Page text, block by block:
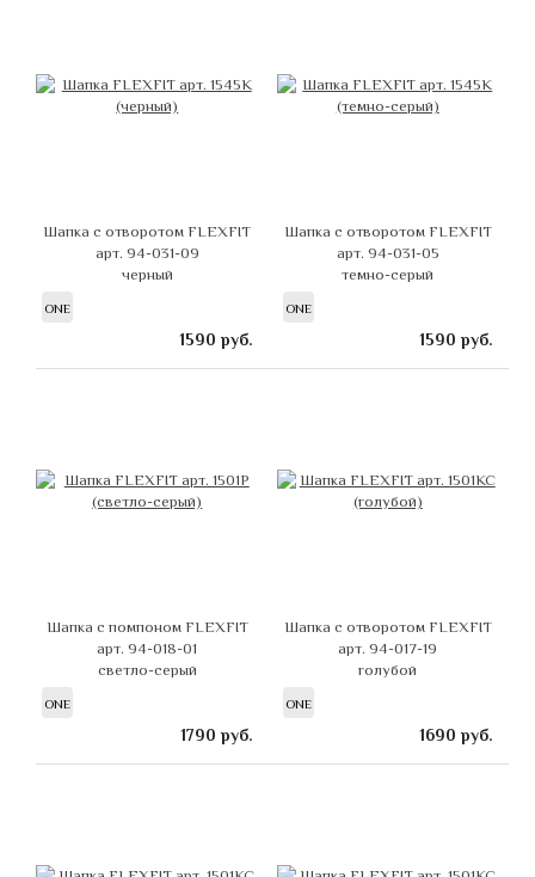
Шапка с отворотом FLEXFIT
арт. 94-031-09
черный
ONE
1590 руб.
Шапка с отворотом FLEXFIT
арт. 94-031-05
темно-серый
ONE
1590 руб.
Шапка с помпоном FLEXFIT
арт. 94-018-01
светло-серый
ONE
1790 руб.
Шапка с отворотом FLEXFIT
арт. 94-017-19
голубой
ONE
1690 руб.